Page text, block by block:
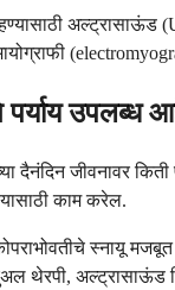
पर्याय उपलब्ध
दैनंदिन जीवनावर
काम करेल.
स्नायू
थेरपी,